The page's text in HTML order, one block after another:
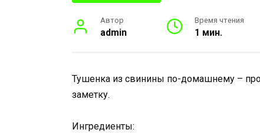
Автор
admin
Время чтения
1 мин.
Тушенка из свинины по-домашнему –
заметку.
Ингредиенты: